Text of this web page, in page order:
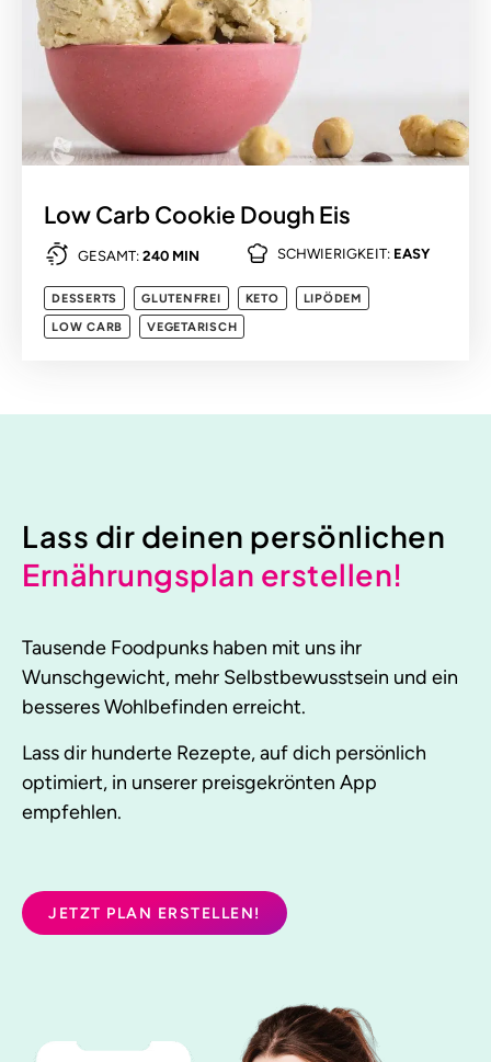
Low Carb Cookie Dough Eis
GESAMT: 240 MIN SCHWIERIGKEIT: EASY
DESSERTS GLUTENFREI KETO
LIPÖDEM
LOW CARB
VEGETARISCH
Lass dir deinen persönlichen
Ernährungsplan erstellen!
Tausende Foodpunks haben mit uns ihr
Wunschgewicht, mehr Selbstbewusstsein und ein
besseres Wohlbefinden erreicht.
Lass dir hunderte Rezepte, auf dich persönlich
optimiert, in unserer preisgekrönten App
empfehlen.
JETZT PLAN ERSTELLEN!